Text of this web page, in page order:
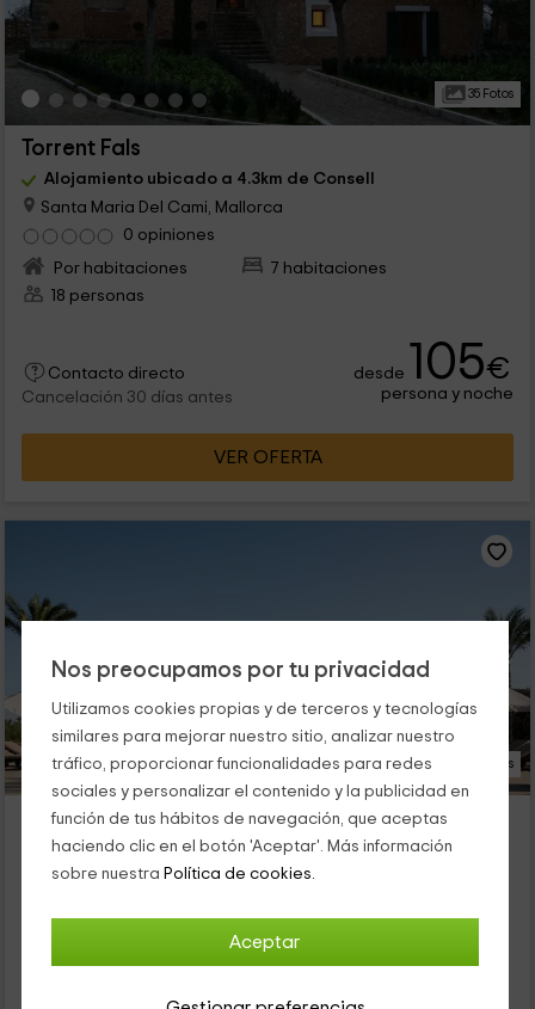
Nos preocupamos por tu privacidad
Utilizamos cookies propias y de terceros y tecnologías
similares para mejorar nuestro sitio, analizar nuestro
tráfico, proporcionar funcionalidades para redes
sociales y personalizar el contenido y la publicidad en
función de tus hábitos de navegación, que aceptas
haciendo clic en el botón 'Aceptar'. Más información
sobre nuestra Política de cookies.
Aceptar
35 Fotos
Torrent Fals
Alojamiento ubicado a 4.3km de Consell
Santa Maria Del Cami, Mallorca
0 opiniones
Por habitaciones
7 habitaciones
18 personas
Contacto directo
Cancelación 30 días antes
desde 105€
persona y noche
VER OFERTA
16 Fotos
Casita Torrent Fals
Alojamiento ubicado a 4.3km de Consell
Santa Maria Del Cami, Mallorca
2 habitaciones
4 personas
1 baños